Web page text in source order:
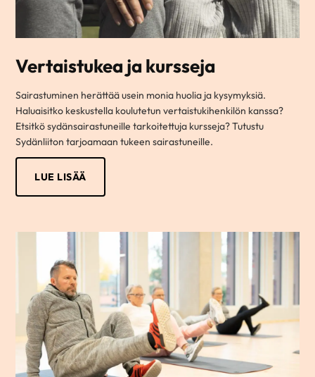
Vertaistukea ja kursseja
Sairastuminen herättää usein monia huolia ja kysymyksiä.
Haluaisitko keskustella koulutetun vertaistukihenkilön kanssa?
Etsitkö sydänsairastuneille tarkoitettuja kursseja? Tutustu
Sydänliiton tarjoamaan tukeen sairastuneille.
LUE LISÄÄ